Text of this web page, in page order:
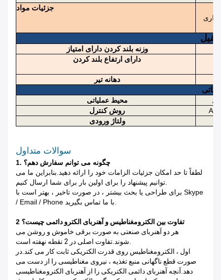
جزئیات مواد
وزنه بلند کردن دارای امتیاز
دارای ارتفاع بلند کردن
دهانه تیر
محیط عملیاتی
روش کنترل
ولتاژ ورودی
سوالات متداول
1. چگونه می توانم سفارش دهم؟
لطفاً تا حد امکان جزئیات الزامات خود را ارائه دهید.بنابراین ما می
برای طراحی یا بحث بیشتر ، در صورت تاخیر ، بهتر است با Skype
2 تفاوت بین الکترومغناطیس و آهنربای الکترو دائمی چیست؟
هر دو آهنربای صنعتی به صورت برقی خاموش و روشن می
شوند.تفاوت اصلی در 2 نقطه نهفته است.
اول ، الکترومغناطیس روی قدرت الکتریکی ثابت کار می کند.در
صورت قطع ناگهانی منبع تغذیه ، نیروی مغناطیسی را از دست می
دهد.آنچه آهنربای دائمی الکتریکی را از آهنربای الکترومغناطیسی